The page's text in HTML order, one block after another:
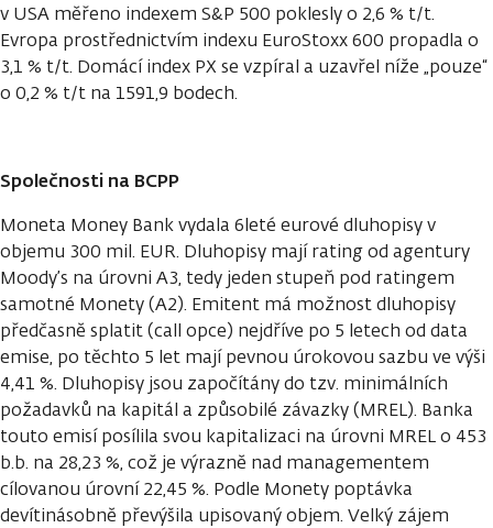
v USA měřeno indexem S&P 500 poklesly o 2,6 % t/t.
Evropa prostřednictvím indexu EuroStoxx 600 propadla o
3,1 % t/t. Domácí index PX se vzpíral a uzavřel níže „pouze“
o 0,2 % t/t na 1591,9 bodech.
Společnosti na BCPP
Moneta Money Bank vydala 6leté eurové dluhopisy v
objemu 300 mil. EUR. Dluhopisy mají rating od agentury
Moody’s na úrovni A3, tedy jeden stupeň pod ratingem
samotné Monety (A2). Emitent má možnost dluhopisy
předčasně splatit (call opce) nejdříve po 5 letech od data
emise, po těchto 5 let mají pevnou úrokovou sazbu ve výši
4,41 %. Dluhopisy jsou započítány do tzv. minimálních
požadavků na kapitál a způsobilé závazky (MREL). Banka
touto emisí posílila svou kapitalizaci na úrovni MREL o 453
b.b. na 28,23 %, což je výrazně nad managementem
cílovanou úrovní 22,45 %. Podle Monety poptávka
devítinásobně převýšila upisovaný objem. Velký zájem